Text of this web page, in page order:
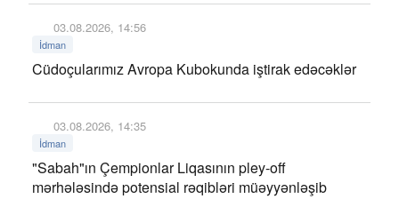
03.08.2026, 14:56
İdman
Cüdoçularımız Avropa Kubokunda iştirak edəcəklər
03.08.2026, 14:35
İdman
"Sabah"ın Çempionlar Liqasının pley-off
mərhələsində potensial rəqibləri müəyyənləşib